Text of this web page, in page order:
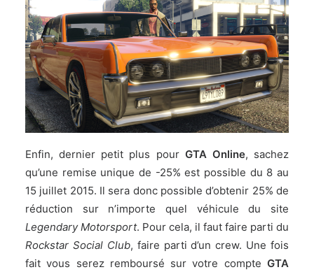
Enfin, dernier petit plus pour GTA Online, sachez
qu’une remise unique de -25% est possible du 8 au
15 juillet 2015. Il sera donc possible d’obtenir 25% de
réduction sur n’importe quel véhicule du site
Legendary Motorsport. Pour cela, il faut faire parti du
Rockstar Social Club, faire parti d’un crew. Une fois
fait vous serez remboursé sur votre compte GTA